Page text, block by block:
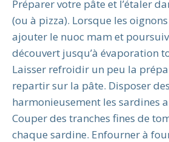
Préparer votre pâte et l’étaler
(ou à pizza). Lorsque les
ajouter le nuoc mam et
découvert jusqu’à évaporation
Laisser refroidir un peu la
repartir sur la pâte. Disposer
harmonieusement les sardines
Couper des tranches fines de
chaque sardine. Enfourner à